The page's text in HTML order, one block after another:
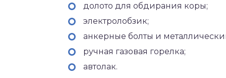
долото для обдирания коры;
электролобзик;
анкерные болты и
ручная газовая горелка;
автолак.